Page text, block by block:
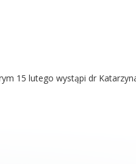
15 lutego wystąpi dr